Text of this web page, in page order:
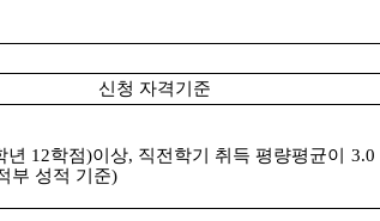
신청 자격기준
년 12학점)이상, 직전학기 취득 평량평균이 3.0
부 성적 기준)